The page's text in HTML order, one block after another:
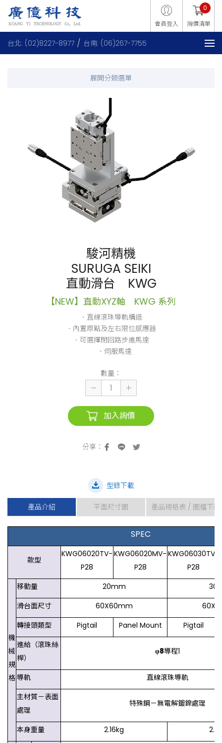
會員登入 詢價清單
0
台北: (02)8227-8977 台南: (06)267-7755
駿河精機
SURUGA SEIKI
直動滑台 KWG
【NEW】直動XYZ軸 KWG 系列
．直線滾珠導軌構造
．內置原點及左右限位感應器
．可選擇閉回路步進馬達
、伺服馬達
數量：
加入詢價
產品介紹 平面尺寸圖 產品規格表 / 圖檔下載
型錄下載
SPEC
款型
KWG06020TV-
P28
KWG06020MV-
P28
KWG06030TV-
P28
機
械
規
格
移動量 20mm
滑台面尺寸
60X60mm
轉接頭類型
Pigtail Panel Mount
Pigtail
進給（滾珠絲
桿）
φ8導程1
導軌
直線滾珠導軌
主材質－表面
處理
特殊鋼－無電解鍍鎳處理
本身重量 2.16kg